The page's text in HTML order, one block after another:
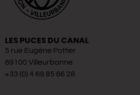
LES PUCES DU CANAL
5 rue Eugène Pottier
69100 Villeurbanne
+33 (0) 4 69 85 66 28